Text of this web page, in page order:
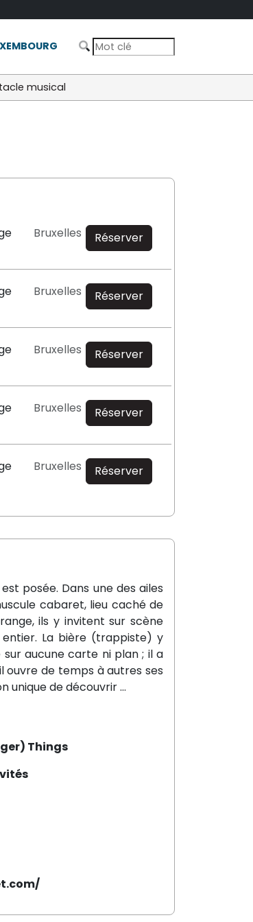
musical
Bruxelles Réserver
Bruxelles Réserver
Bruxelles Réserver
Bruxelles Réserver
Bruxelles Réserver
posée. Dans une des ailes
cabaret, lieu caché de
ils y invitent sur scène
entier. La bière (trappiste) y
aucune carte ni plan ; il a
ouvre de temps à autres ses
unique de découvrir …
Things